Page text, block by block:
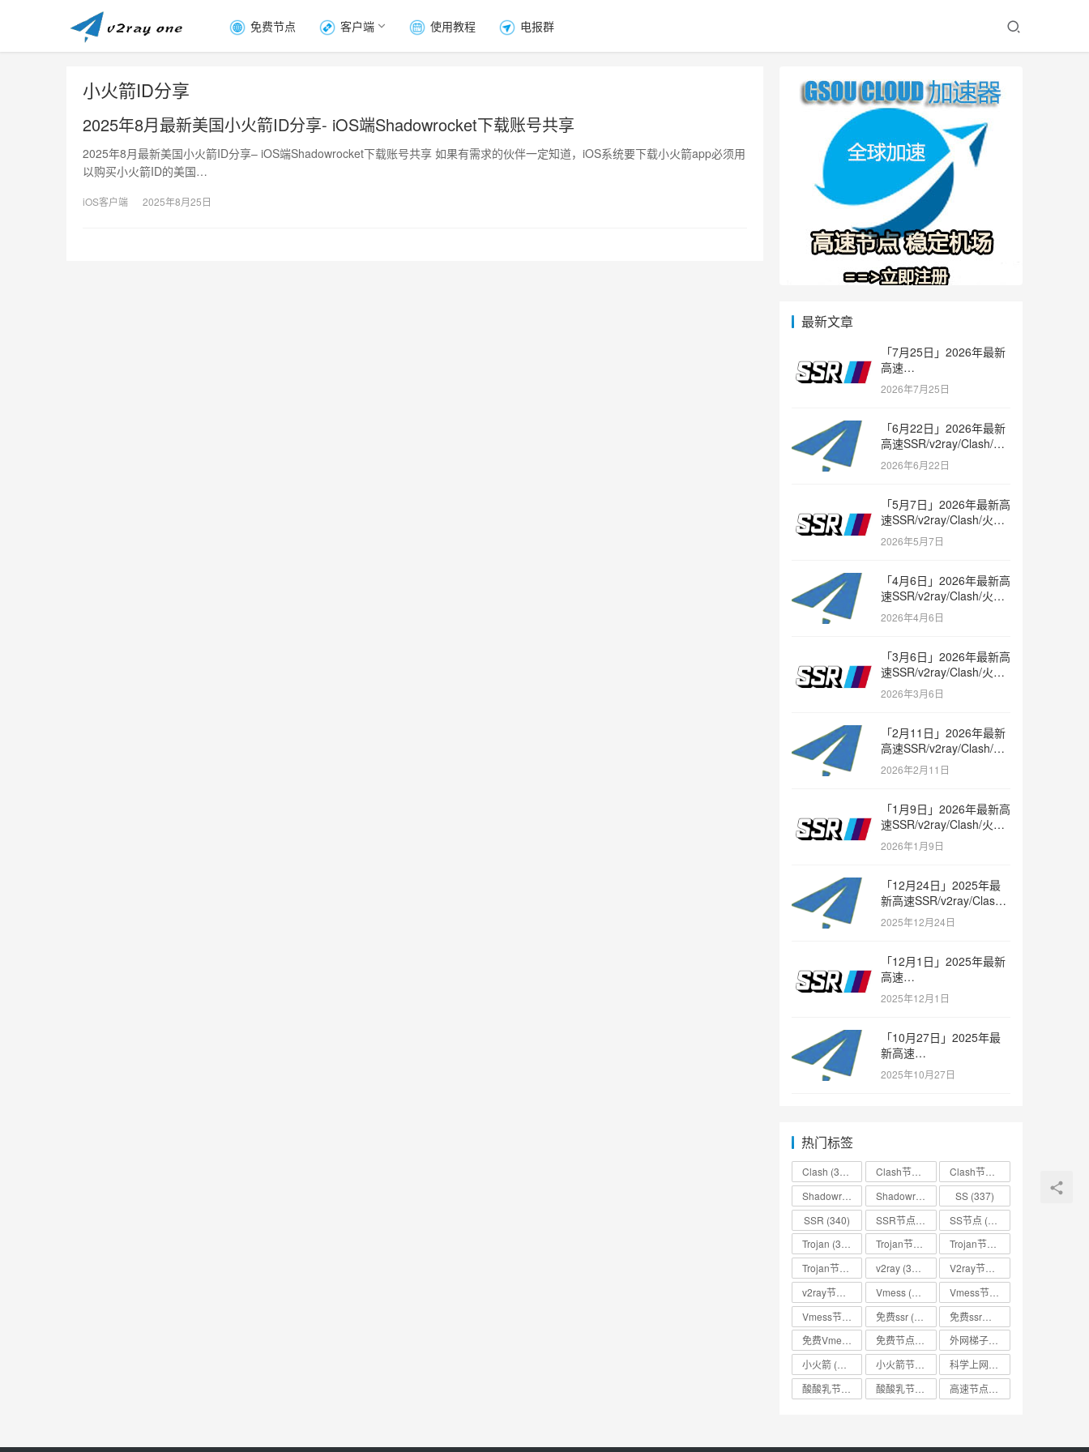
免费节点 客户端 使用教程 电报群
小火箭ID分享
2025年8月最新美国小火箭ID分享- iOS端Shadowrocket下载账号共享
2025年8月最新美国小火箭ID分享– iOS端Shadowrocket下载账号共享 如果有需求的伙伴一定知道，iOS系统要下载小火箭app必须用
以购买小火箭ID的美国…
iOS客户端 2025年8月25日
最新文章
「7月25日」2026年最新
高速
SSR/v2ray/Clash/trojan
节点免费分享
2026年7月25日
「6月22日」2026年最新
高速SSR/v2ray/Clash/火
箭节点免费分享
2026年6月22日
「5月7日」2026年最新高
速SSR/v2ray/Clash/火箭
节点免费分享
2026年5月7日
「4月6日」2026年最新高
速SSR/v2ray/Clash/火箭
节点免费分享
2026年4月6日
「3月6日」2026年最新高
速SSR/v2ray/Clash/火箭
节点免费分享
2026年3月6日
「2月11日」2026年最新
高速SSR/v2ray/Clash/火
箭节点免费分享
2026年2月11日
「1月9日」2026年最新高
速SSR/v2ray/Clash/火箭
节点免费分享
2026年1月9日
「12月24日」2025年最
新高速SSR/v2ray/Clash/
火箭节点免费分享
2025年12月24日
「12月1日」2025年最新
高速
SSR/v2ray/Clash/trojan
节点免费分享
2025年12月1日
「10月27日」2025年最
新高速
SSR/v2ray/Clash/trojan
节点免费分享
2025年10月27日
热门标签
Clash (338)
(336) (333)
SS (337)
SSR (340) SS节点 (335)
Trojan (333)
(332)
v2ray (337)
(334)
Vmess (330)
(330)
免费ssr (318)
(330)
小火箭 (337) (334)
(318) (318)